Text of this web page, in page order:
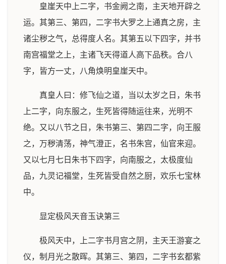
皇崖天中上二字，书金阙之南，主天地开辟之
运。其第三、第四，二字书大罗之上通真之房，主
诸尘秽之气，总得度人名。其第五以下四字，并书
南宫福堂之上，主诸飞天得道人高下品秩。合八
字，皆方一丈，八角焕明皇崖天中。
真皇人曰：修飞仙之道，当以太岁之日，朱书
上二字，向东服之，生死皆得随运往来，光明不
绝。又以八节之日，朱书第三、第四二字，向王服
之，万秽清荡，神气澄正，名书朱宫，仙官来迎。
又以七月七日朱书下四字，向南服之，太极度仙
品，九灵记福堂，生死皆受自然之厨，欢乐七宝林
中。
显定极风天音玉诀第三
极风天中，上二字书月宫之阴，主天王游宴之
仪，制月光之散晖。其第三、第四，二字书玄都紫